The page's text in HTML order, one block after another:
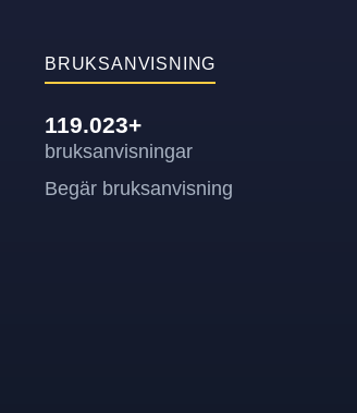
BRUKSANVISNING
119.023+
bruksanvisningar
Begär bruksanvisning